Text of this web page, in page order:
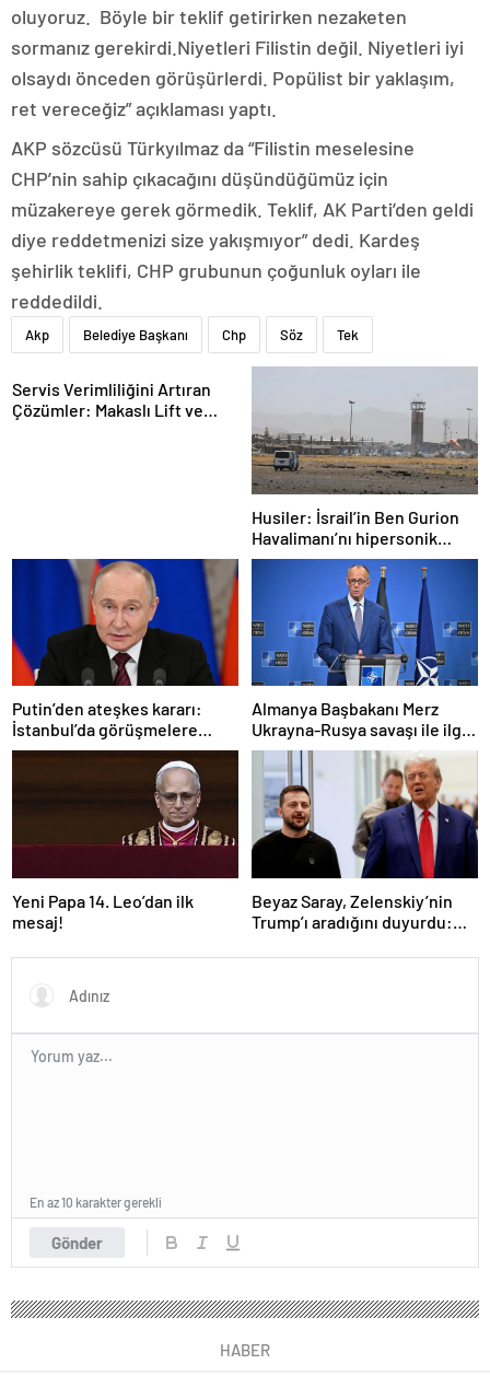
oluyoruz. Böyle bir teklif getirirken nezaketen
sormanız gerekirdi.Niyetleri Filistin değil. Niyetleri iyi
olsaydı önceden görüşürlerdi. Popülist bir yaklaşım,
ret vereceğiz” açıklaması yaptı.
AKP sözcüsü Türkyılmaz da “Filistin meselesine
CHP’nin sahip çıkacağını düşündüğümüz için
müzakereye gerek görmedik. Teklif, AK Parti’den geldi
diye reddetmenizi size yakışmıyor” dedi. Kardeş
şehirlik teklifi, CHP grubunun çoğunluk oyları ile
reddedildi.
Akp Belediye Başkanı Chp Söz Tek
Servis Verimliliğini Artıran
Çözümler: Makaslı Lift ve
Husiler: İsrail’in Ben Gurion
Havalimanı’nı hipersonik
füzeyle hedef aldık
Putin’den ateşkes kararı:
İstanbul’da görüşmelere
başlamayı öneriyoruz
Almanya Başbakanı Merz
Ukrayna-Rusya savaşı ile ilgili
konuştu: “Top Moskova’nın
sahasında”
Yeni Papa 14. Leo’dan ilk
mesaj!
Beyaz Saray, Zelenskiy’nin
Trump’ı aradığını duyurdu:
oldu”
Gönder
En az 10 karakter gerekli
HABER